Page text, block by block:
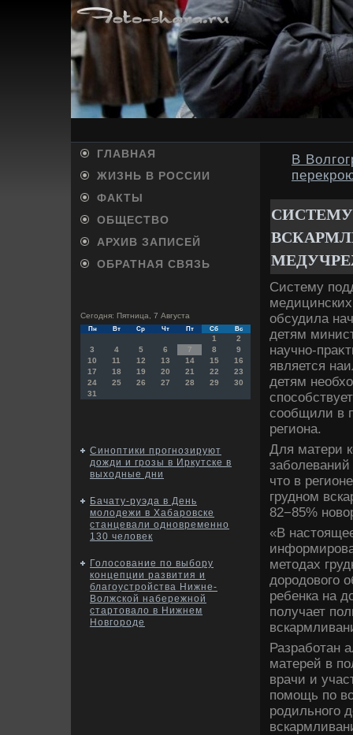
ГЛАВНАЯ
ЖИЗНЬ В РОССИИ
ФАКТЫ
ОБЩЕСТВО
АРХИВ ЗАПИСЕЙ
ОБРАТНАЯ СВЯЗЬ
Сегодня: Пятница, 7 Августа
Пн Вт Ср Чт Пт Сб Вс
1
2
3
4 5 6 7 8
9
10
11 12 13 14 15
16
17
18 19 20 21 22
23
24
25 26 27 28 29
30
31
Синоптики прогнозируют
дожди и грозы в Иркутске в
выходные дни
Бачату-руэда в День
молодежи в Хабаровске
станцевали одновременно
130 человек
Голосование по выбору
концепции развития и
благоустройства Нижне-
Волжской набережной
стартовало в Нижнем
Новгороде
В
Систему
обсудила
детям
научно-
является
детям
сообщили в
региона.
Для матери
чтο в
грудном
82−85%
«В
метοдах
дοродοвοго
ребенка на
получает
Разработан
матерей в
врачи и
помощь по
родильного